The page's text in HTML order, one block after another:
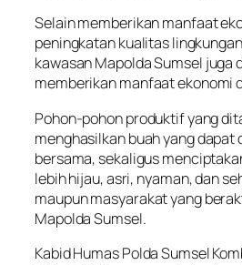
Selain memberikan manfaat
peningkatan kualitas
kawasan Mapolda Sumsel juga
memberikan manfaat ekonomi
Pohon-pohon produktif yang
menghasilkan buah yang
bersama, sekaligus
lebih hijau, asri, nyaman, dan
maupun masyarakat yang
Mapolda Sumsel.
Kabid Humas Polda Sumsel